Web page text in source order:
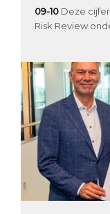
09-10 Deze
Risk Review